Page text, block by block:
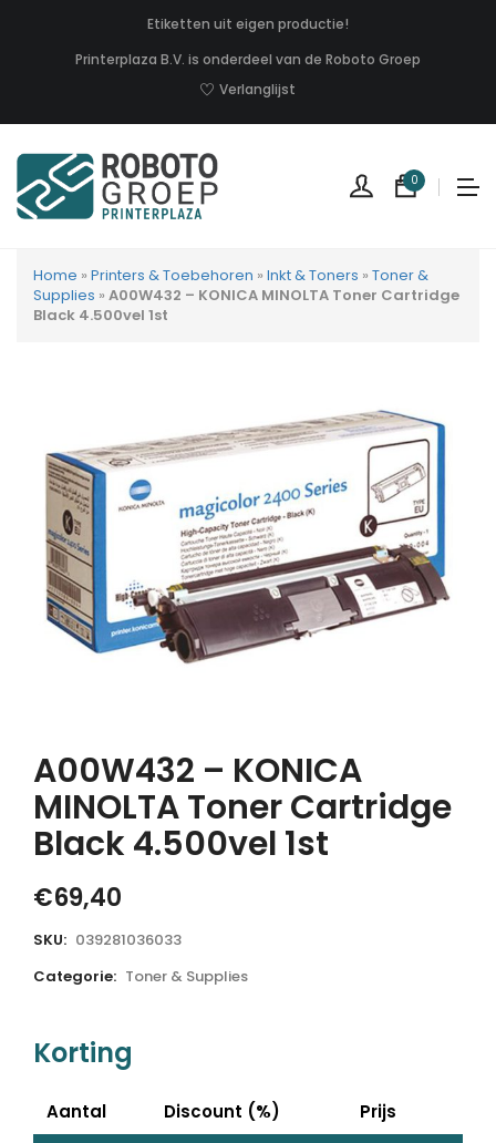
Etiketten uit eigen productie!
Printerplaza B.V. is onderdeel van de Roboto Groep
Verlanglijst
0
Geen
Home » Printers & Toebehoren » Inkt & Toners » Toner &
Supplies » A00W432 – KONICA MINOLTA Toner Cartridge
Black 4.500vel 1st
A00W432 – KONICA
MINOLTA Toner Cartridge
Black 4.500vel 1st
€69,40
SKU: 039281036033
Categorie: Toner & Supplies
Korting
Aantal Discount (%)
Prijs